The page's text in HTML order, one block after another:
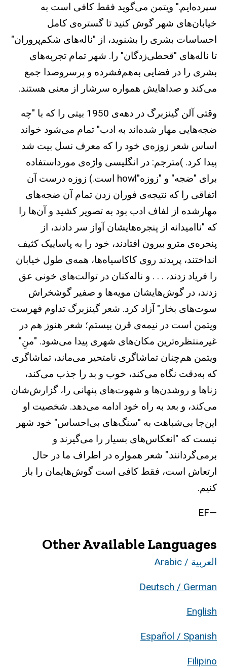
سپرده‌ایم." ویتمن می‌گوید فقط کافی است به
خیابان‌های شهر گوش کنید تا گستره‌ی کامل
احساسات بشری را بشنوید، از "ناله‌های شکم‌پروران"
تا ناله‌های "قحطی‌زدگان" را. شهر تمام تجربه‌های
بشری را در فضایی به‌هم‌فشرده و پرسروصدا جمع
می‌کند و صداهایش همواره سرشار از معنی هستند.
وقتی آلن گینزبرگ در دهه‌ی 1950 بیتی را که با "چه
ضجه‌هایی مهار شده‌اند به ادب" تمام می‌شود خواند
اساس شعر زوزه‌ی خود را که معرف نسل بیت شد
پیدا کرد. )مترجم: در انگلیسی واژه‌ی مورداستفاده
برای "ضجه" و "زوزه"howl است.) زوزه درست آن
اتفاقی را که نتیجه‌ی فوران زدن تمام آن ضجه‌های
مهار‌شده از لفاف ادب بود به تصویر کشید و آن‌ها را
که "ناامیدانه از پنجره‌هایشان آواز سر دادند، از
پنجره‌ی مترو بیرون افتادند، خود را به پاساییک کثیف
انداختند، پریدند روی کاکاسیاه‌ها، همه‌ی طول خیابان
را فریاد زدند، . . . و ناله‌کنان در توالت‌های خونی عق
زدند، در گوش‌هایشان مویه‌ها و صفیر گوشخراش
سوت‌های بخار" آزاد کرد. شعر گینزبرگ تداوم فهرست
ویتمن است در نیمه‌ی قرن بیستم؛ شعر هنوز هم در
غیرمنتظره‌ترین مکان‌های شهری پیدا می‌شود. "منِ"
ویتمن هم‌چنان تماشاگری نامتحیر می‌ماند، تماشاگری
که به‌دقت نگاه می‌کند، خوب و بد را جذب می‌کند،
زناها و روشدن‌ها و شهوت‌های پنهانی را، گزارش‌شان
می‌کند، و بعد به راه خود ادامه می‌دهد. شخصیت او
این‌جا بی‌شباهت به "سنگ‌های بی‌احساس" خود شهر
نیست که "انعکاس‌های بسیار را می‌گیرند و
برمی‌گردانند." شعر همواره در اطراف ما در حال
ارتعاش‌ است، فقط کافی است گوش‌هایمان را باز
کنیم.
—EF
Other Available Languages
العربية / Arabic
Deutsch / German
English
Español / Spanish
Filipino